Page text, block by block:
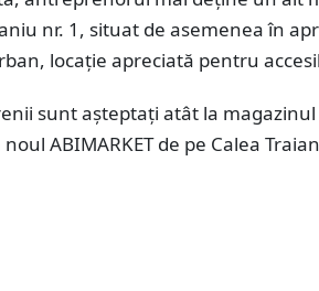
nr. 1, situat de asemenea în
locație apreciată pentru
sunt așteptați atât la
noul ABIMARKET de pe Calea